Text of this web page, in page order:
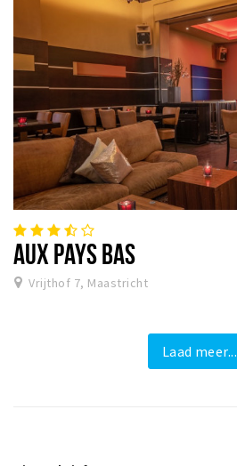
AUX PAYS BAS
Vrijthof 7, Maastricht
Laad meer...